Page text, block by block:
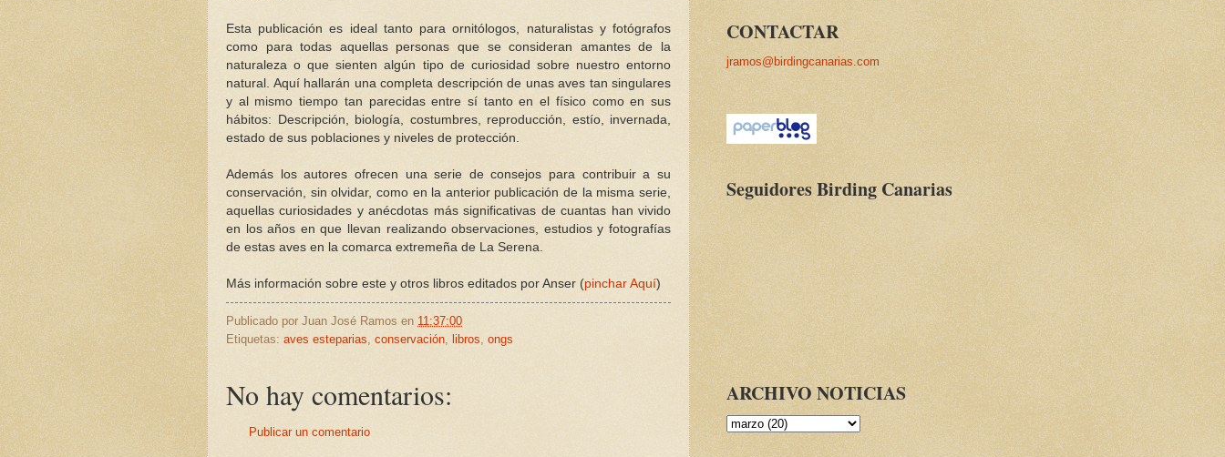
Esta publicación es ideal tanto para ornitólogos, naturalistas y fotógrafos
como para todas aquellas personas que se consideran amantes de la
naturaleza o que sienten algún tipo de curiosidad sobre nuestro entorno
natural. Aquí hallarán una completa descripción de unas aves tan singulares
y al mismo tiempo tan parecidas entre sí tanto en el físico como en sus
hábitos: Descripción, biología, costumbres, reproducción, estío, invernada,
estado de sus poblaciones y niveles de protección.
Además los autores ofrecen una serie de consejos para contribuir a su
conservación, sin olvidar, como en la anterior publicación de la misma serie,
aquellas curiosidades y anécdotas más significativas de cuantas han vivido
en los años en que llevan realizando observaciones, estudios y fotografías
de estas aves en la comarca extremeña de La Serena.
Más información sobre este y otros libros editados por Anser (pinchar Aquí)
Publicado por Juan José Ramos en 11:37:00
Etiquetas: aves esteparias conservación libros ongs
No hay comentarios:
Publicar un comentario
CONTACTAR
jramos@birdingcanarias.com
Seguidores Birding Canarias
ARCHIVO NOTICIAS